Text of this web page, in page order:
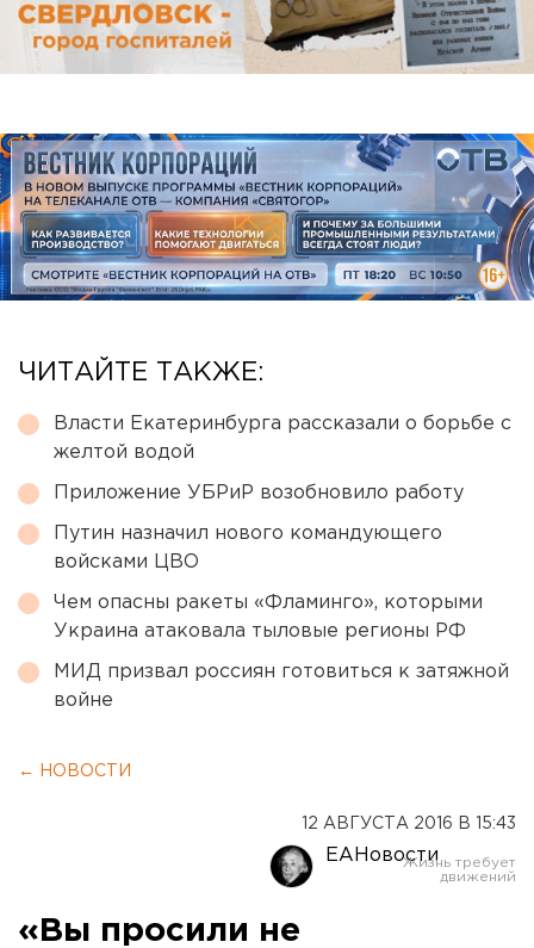
ЧИТАЙТЕ ТАКЖЕ:
Власти Екатеринбурга рассказали о борьбе с
желтой водой
Приложение УБРиР возобновило работу
Путин назначил нового командующего
войсками ЦВО
Чем опасны ракеты «Фламинго», которыми
Украина атаковала тыловые регионы РФ
МИД призвал россиян готовиться к затяжной
войне
← НОВОСТИ
12 АВГУСТА 2016 В 15:43
ЕАНовости
«Вы просили не